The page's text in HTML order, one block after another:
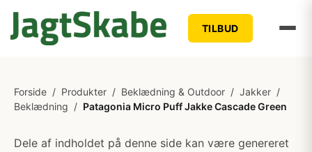
TILBUD
Forside / Produkter / Beklædning & Outdoor / Jakker /
Beklædning / Patagonia Micro Puff Jakke Cascade Green
Dele af indholdet på denne side kan være genereret